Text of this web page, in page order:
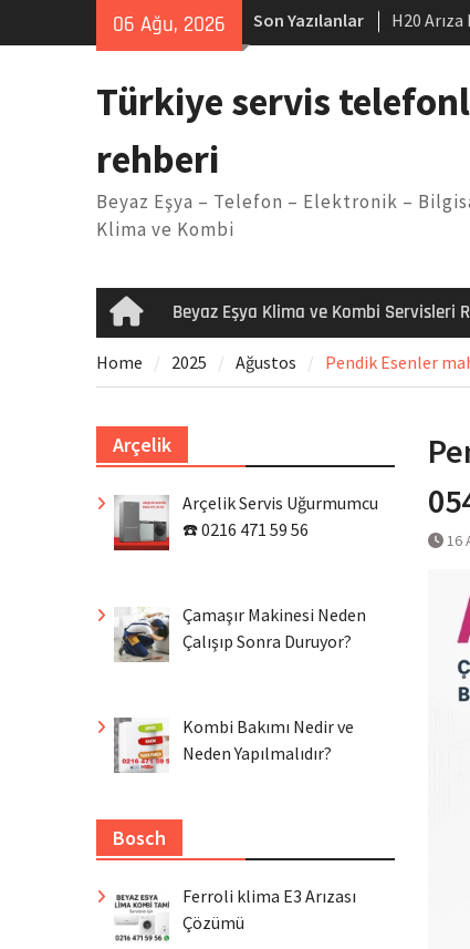
06 Ağu, 2026 Son Yazılanlar
H20
makinesi
Arçelik
Ferroli
Türkiye servis
rehberi
Beyaz Eşya – Telefon – Elektronik –
Klima ve Kombi
HomeBeyaz Eşya Klima ve Kombi Servisleri
Home 2025 Ağustos Pendik Esenler
16
Arçelik
Arçelik Servis Uğurmumcu
☎️ 0216 471 59 56
Çamaşır Makinesi Neden
Çalışıp Sonra Duruyor?
Kombi Bakımı Nedir ve
Neden Yapılmalıdır?
Bosch
Ferroli klima E3 Arızası
Çözümü